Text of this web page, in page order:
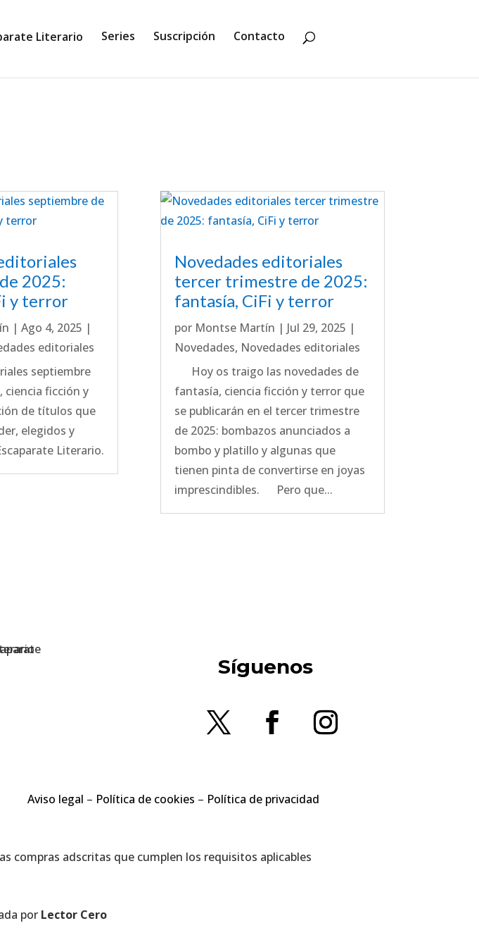
Series Suscripción Contacto
2025:
y terror
| Ago 4, 2025 |
editoriales
septiembre
ciencia ficción y
de títulos que
elegidos y
Literario.
Novedades editoriales
tercer trimestre de 2025:
fantasía, CiFi y terror
por Montse Martín | Jul 29, 2025 |
Novedades, Novedades editoriales
Hoy os traigo las novedades de
fantasía, ciencia ficción y terror que
se publicarán en el tercer trimestre
de 2025: bombazos anunciados a
bombo y platillo y algunas que
tienen pinta de convertirse en joyas
imprescindibles. Pero que...
Síguenos
Aviso legal – Política de cookies – Política de privacidad
compras adscritas que cumplen los requisitos aplicables
por Lector Cero